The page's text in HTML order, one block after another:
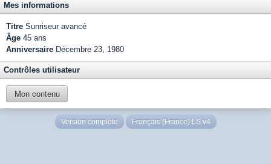
Mes informations
Titre Sunriseur avancé
Âge 45 ans
Anniversaire Décembre 23, 1980
Contrôles utilisateur
Mon contenu
Version complète Français (France) LS v4